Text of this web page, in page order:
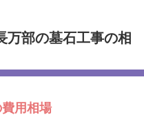
万部の墓石工事の相
用相場